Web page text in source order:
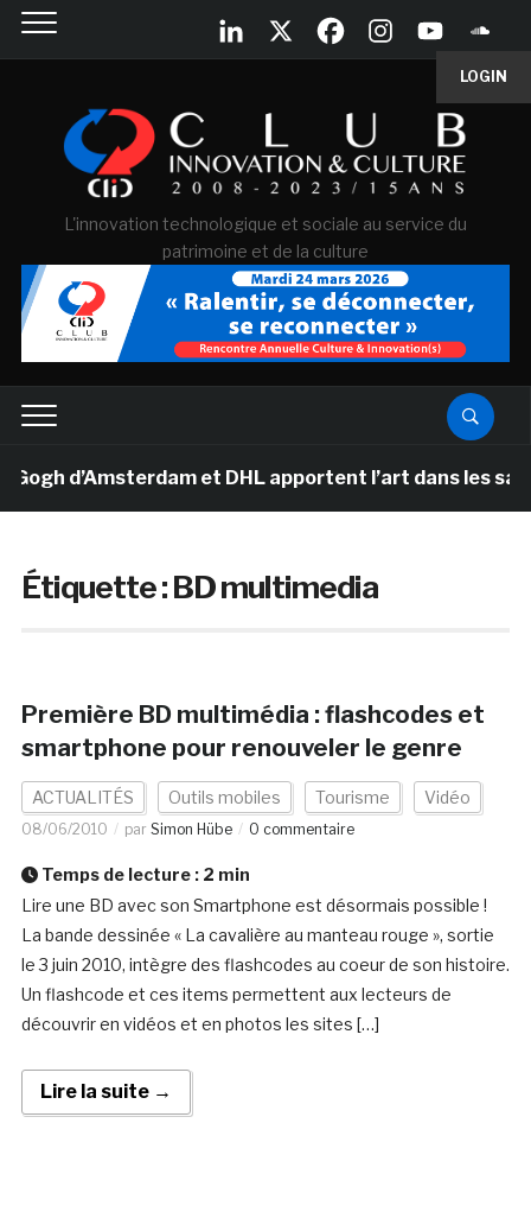
LOGIN
L'innovation technologique et sociale au service du
patrimoine et de la culture
d’Amsterdam et DHL apportent l’art dans les salles
Étiquette :BD multimedia
Première BD multimédia : flashcodes et
smartphone pour renouveler le genre
ACTUALITÉS Outils mobiles Tourisme Vidéo
08/06/2010 par Simon Hübe 0 commentaire
Temps de lecture : 2 min
Lire une BD avec son Smartphone est désormais possible !
La bande dessinée « La cavalière au manteau rouge », sortie
le 3 juin 2010, intègre des flashcodes au coeur de son histoire.
Un flashcode et ces items permettent aux lecteurs de
découvrir en vidéos et en photos les sites […]
Lire la suite →